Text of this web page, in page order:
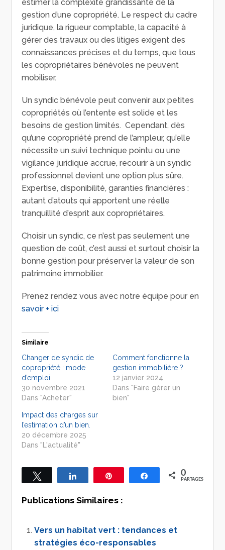
estimer la complexité grandissante de la
gestion d’une copropriété. Le respect du cadre
juridique, la rigueur comptable, la capacité à
gérer des travaux ou des litiges exigent des
connaissances précises et du temps, que tous
les copropriétaires bénévoles ne peuvent
mobiliser.
Un syndic bénévole peut convenir aux petites
copropriétés où l’entente est solide et les
besoins de gestion limités. Cependant, dès
qu’une copropriété prend de l’ampleur, qu’elle
nécessite un suivi technique pointu ou une
vigilance juridique accrue, recourir à un syndic
professionnel devient une option plus sûre.
Expertise, disponibilité, garanties financières :
autant d’atouts qui apportent une réelle
tranquillité d’esprit aux copropriétaires.
Choisir un syndic, ce n’est pas seulement une
question de coût, c’est aussi et surtout choisir la
bonne gestion pour préserver la valeur de son
patrimoine immobilier.
Prenez rendez vous avec notre équipe pour en
savoir + ici
Similaire
Changer de syndic de
copropriété : mode
d’emploi
30 novembre 2021
Dans "Acheter"
Comment fonctionne la
gestion immobilière ?
12 janvier 2024
Dans "Faire gérer un
bien"
Impact des charges sur
l’estimation d’un bien.
20 décembre 2025
Dans "L'actualité"
Tweetez Partagez Épingle Partagez0
PARTAGES
Publications Similaires :
Vers un habitat vert : tendances et
stratégies éco-responsables